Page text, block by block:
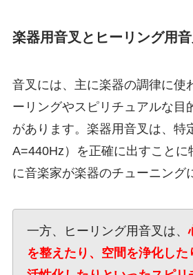
楽器用音叉とヒーリング用
音叉には、主に楽器の調律に使
ーリングやスピリチュアルな目
があります。楽器用音叉は、特
A=440Hz）を正確に出すことに
に音楽家が楽器のチューニング
一方、ヒーリング用音叉は、
を整えたり、空間を浄化した